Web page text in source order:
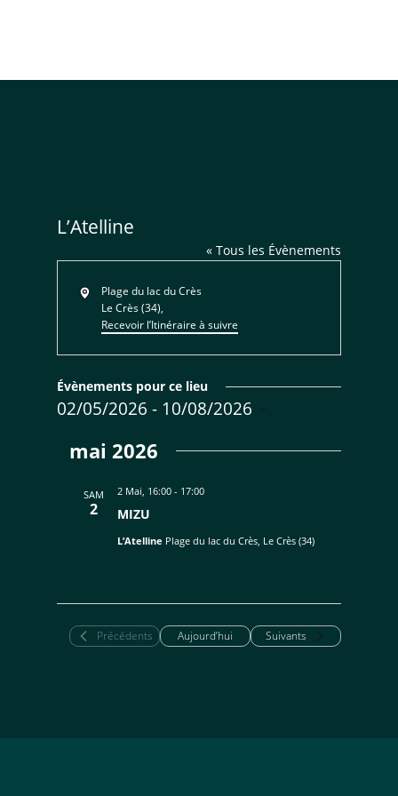
L’Atelline
« Tous les Évènements
AdressePlage du lac du Crès
Le Crès (34),
Recevoir l’Itinéraire à suivre
Évènements pour ce lieu
02/05/2026 - 10/08/2026
une
mai 2026
SAM
2 MIZU
2 Mai, 16:00 - 17:00
L’Atelline Plage du lac du Crès, Le Crès (34)
Évènements
Précédents Aujourd’hui Évènements
Suivants